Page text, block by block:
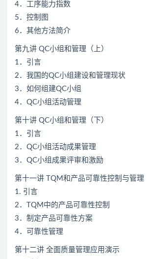
4．工序能力指数
5．控制图
6．其他方法简介
第九讲 QC小组和管理（上）
1．引言
2．我国的QC小组建设和管理现状
3．如何组建QC小组
4．QC小组活动管理
第十讲 QC小组和管理（下）
1．引言
2．QC小组活动成果管理
3．QC小组成果评审和激励
第十一讲 TQM和产品可靠性控制与管理
1. 引言
2．TQM中的产品可靠性控制
3．制定产品可靠性方案
4．可靠性管理
第十二讲 全面质量管理应用演示